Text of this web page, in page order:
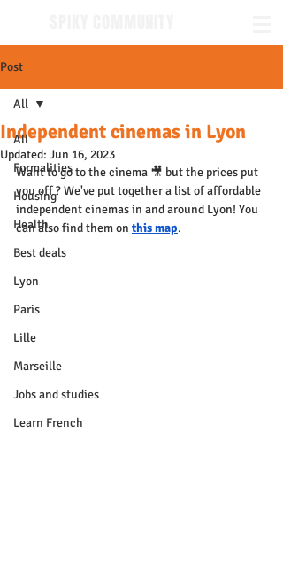
Post
All
Formalities
Housing
Health
Best deals
Lyon
Paris
Lille
Marseille
Jobs and studies
Learn French
All
Independent cinemas in Lyon
Updated: Jun 16, 2023
Want to go to the cinema 🎥 but the prices put
you off ? We've put together a list of affordable
independent cinemas in and around Lyon! You
can also find them on this map.